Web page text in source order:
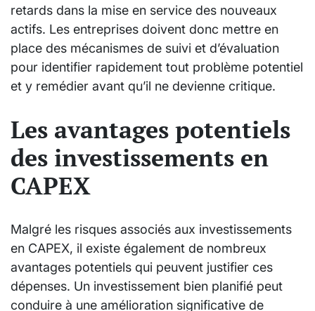
retards dans la mise en service des nouveaux
actifs. Les entreprises doivent donc mettre en
place des mécanismes de suivi et d’évaluation
pour identifier rapidement tout problème potentiel
et y remédier avant qu’il ne devienne critique.
Les avantages potentiels
des investissements en
CAPEX
Malgré les risques associés aux investissements
en CAPEX, il existe également de nombreux
avantages potentiels qui peuvent justifier ces
dépenses. Un investissement bien planifié peut
conduire à une amélioration significative de